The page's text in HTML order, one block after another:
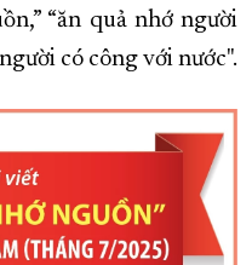
“ăn quả nhớ người
có công với nước".